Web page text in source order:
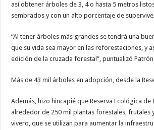
así obtener árboles de 3, 4 o hasta 5 metros
sembrados y con un alto porcentaje de
“Al tener árboles más grandes se tendrá una
que su vida sea mayor en las reforestaciones, y
edición de la cruzada forestal”, puntualizó
Más de 43 mil árboles en adopción, desde la
Además, hizo hincapié que Reserva Ecológica de
alrededor de 250 mil plantas forestales, frutales
vivero, que se utilizan para aumentar la